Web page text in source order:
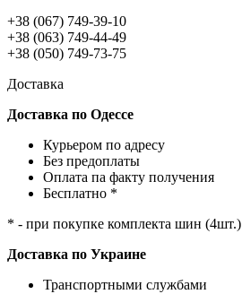
+38 (067) 749-39-10
+38 (063) 749-44-49
+38 (050) 749-73-75
Доставка
Доставка по Одессе
Курьером по адресу
Без предоплаты
Оплата па факту получения
Бесплатно *
* - при покупке комплекта шин (4шт.)
Доставка по Украине
Транспортными службами